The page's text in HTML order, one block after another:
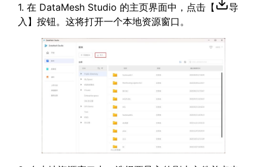
1. 在 DataMesh Studio 的主页界面中，点击【
导
入】按钮。这将打开一个本地资源窗口。